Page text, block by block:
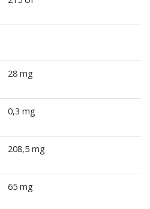
28 mg
0,3 mg
208,5 mg
65 mg